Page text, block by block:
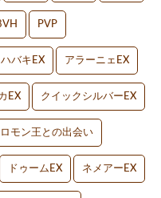
PVP
バキEX アラーニェEX
EX クイックシルバーEX
モン王との出会い
ドゥームEX ネメアーEX